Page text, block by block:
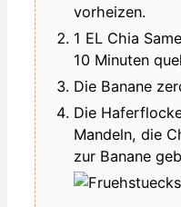
vorheizen.
1 EL Chia
10 Minuten
Die Banane
Die
Mandeln, die
zur Banane